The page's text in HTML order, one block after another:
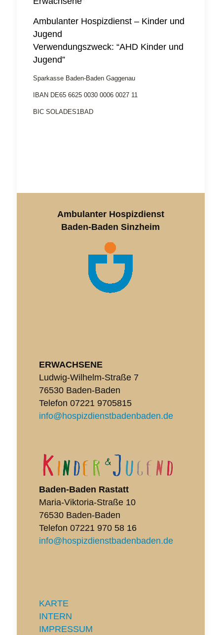
Ambulanter Hospizdienst – Kinder und
Jugend
Verwendungszweck: “AHD Kinder und
Jugend”
Sparkasse Baden-Baden Gaggenau
IBAN DE65 6625 0030 0006 0027 11
BIC SOLADES1BAD
Ambulanter Hospizdienst
Baden-Baden Sinzheim
ERWACHSENE
Ludwig-Wilhelm-Straße 7
76530 Baden-Baden
Telefon 07221 9705815
info@hospizdienstbadenbaden.de
Baden-Baden Rastatt
Maria-Viktoria-Straße 10
76530 Baden-Baden
Telefon 07221 970 58 16
info@hospizdienstbadenbaden.de
KARTE
INTERN
IMPRESSUM